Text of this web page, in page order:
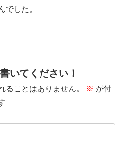
でした。
いてください！
ることはありません。 ※ が付